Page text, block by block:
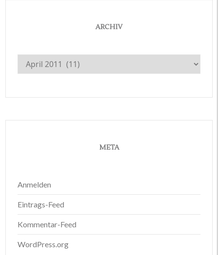
ARCHIV
Archiv
META
Anmelden
Eintrags-Feed
Kommentar-Feed
WordPress.org